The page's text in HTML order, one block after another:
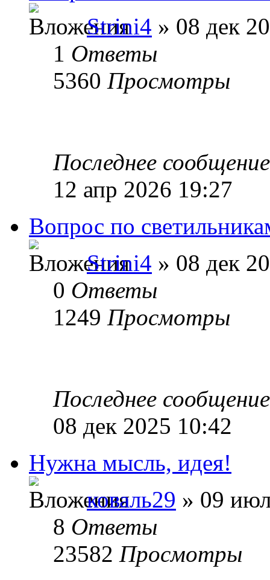
Strini4 » 08 дек
1 Ответы
5360 Просмотры
Последнее
12 апр 2026 19:27
Вопрос по
Strini4 » 08 дек
0 Ответы
1249 Просмотры
Последнее
08 дек 2025 10:42
Нужна мысль, идея!
коваль29 » 09
8 Ответы
23582 Просмотры